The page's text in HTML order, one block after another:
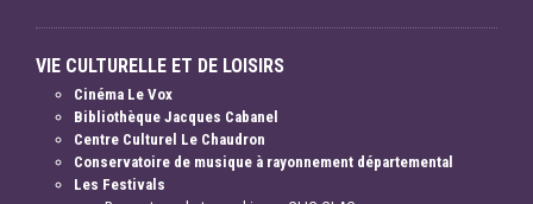
VIE CULTURELLE ET DE LOISIRS
Cinéma Le Vox
Bibliothèque Jacques Cabanel
Centre Culturel Le Chaudron
Conservatoire de musique à rayonnement départemental
Les Festivals